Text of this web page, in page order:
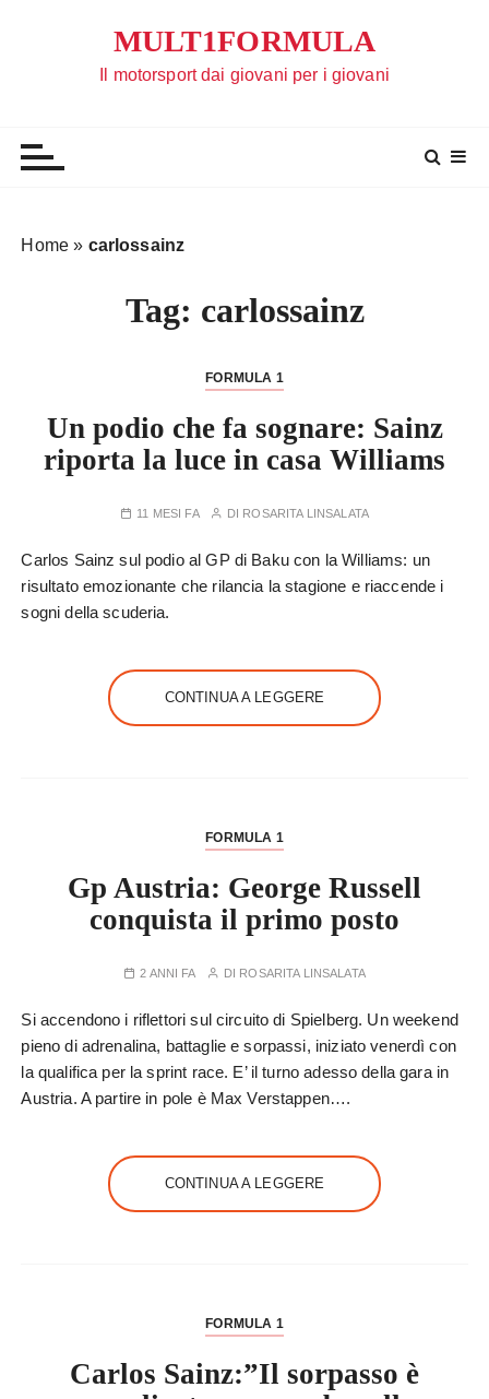
MULT1FORMULA
Il motorsport dai giovani per i giovani
Home » carlossainz
Tag: carlossainz
FORMULA 1
Un podio che fa sognare: Sainz
riporta la luce in casa Williams
11 MESI FA DI ROSARITA LINSALATA
Carlos Sainz sul podio al GP di Baku con la Williams: un
risultato emozionante che rilancia la stagione e riaccende i
sogni della scuderia.
CONTINUA A LEGGERE
FORMULA 1
Gp Austria: George Russell
conquista il primo posto
2 ANNI FA DI ROSARITA LINSALATA
Si accendono i riflettori sul circuito di Spielberg. Un weekend
pieno di adrenalina, battaglie e sorpassi, iniziato venerdì con
la qualifica per la sprint race. E’ il turno adesso della gara in
Austria. A partire in pole è Max Verstappen….
CONTINUA A LEGGERE
FORMULA 1
Carlos Sainz:”Il sorpasso è